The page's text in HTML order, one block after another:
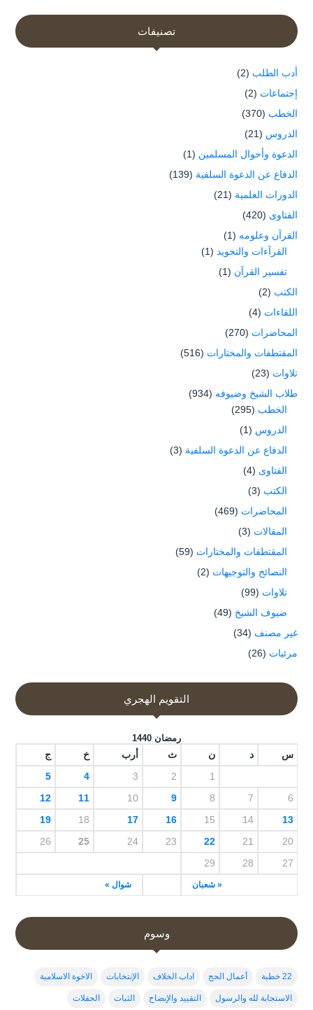
تصنيفات
أدب الطلب (2)
إجتماعات (2)
الخطب (370)
الدروس (21)
الدعوة وأحوال المسلمين (1)
الدفاع عن الدعوة السلفية (139)
الدورات العلمية (21)
الفتاوى (420)
القرآن وعلومه (1)
القرآءات والتجويد (1)
تفسير القرآن (1)
الكتب (2)
اللقاءات (4)
المحاضرات (270)
المقتطفات والمختارات (516)
تلاوات (23)
طلاب الشيخ وضيوفه (934)
الخطب (295)
الدروس (1)
الدفاع عن الدعوة السلفية (3)
الفتاوى (4)
الكتب (3)
المحاضرات (469)
المقالات (3)
المقتطفات والمختارات (59)
النصائح والتوجيهات (2)
تلاوات (99)
ضيوف الشيخ (49)
غير مصنف (34)
مرئيات (26)
التقويم الهجري
رمضان 1440
س د ن ث أرب خ ج
« شعبان شوال »
1
2
3
4
5
6
7
8
9
10
11
12
13
14
15
16
17
18
19
20
21
22
23
24
25
26
27
28
29
وسوم
22 خطبة أعمال الحج اداب الخلاف الإنتخابات الاخوة الاسلامية
الاستجابة لله والرسول التقييد والإيضاح الثبات الحفلات